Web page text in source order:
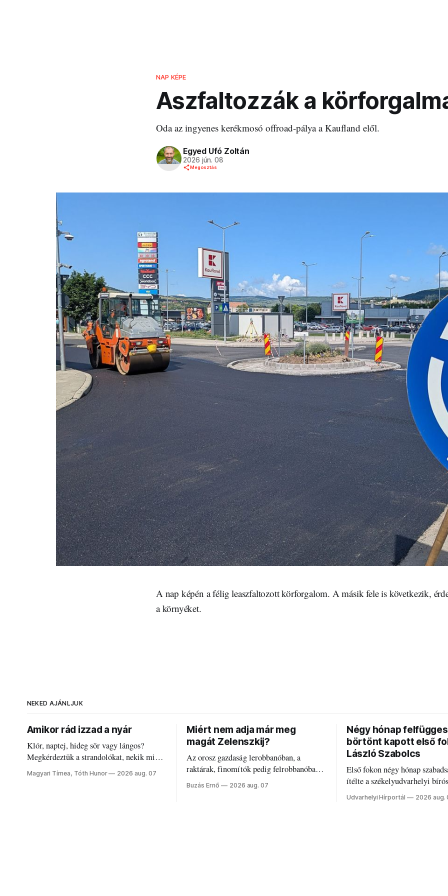
NAP KÉPE
Aszfaltozzák a
Oda az ingyenes kerékmosó offroad-pálya a Kaufland elől.
Egyed Ufó Zoltán
2026 jún. 08
Megosztás
A nap képén a félig leaszfaltozott körforgalom. A másik fele is következik,
a környéket.
NEKED AJÁNLJUK
Amikor rád izzad a nyár
Klór, naptej, hideg sör vagy lángos?
Megkérdeztük a strandolókat, nekik mi
jelenti a nyarat, és hogyan bírják a
kánikulát.
Magyari Tímea, Tóth Hunor 2026 aug. 07
Miért nem adja már meg
magát Zelenszkij?
Az orosz gazdaság lerobbanóban, a
raktárak, finomítók pedig felrobbanóban.
Akárcsak az ukrán népharag, amikor
elégedetlen vezetőivel.
Buzás Ernő 2026 aug. 07
Négy hónap
börtönt kapott első
László Szabolcs
Első fokon négy hónap
ítélte a székelyudvarhelyi
Szabolcsot.
Udvarhelyi Hírportál 2026 aug.